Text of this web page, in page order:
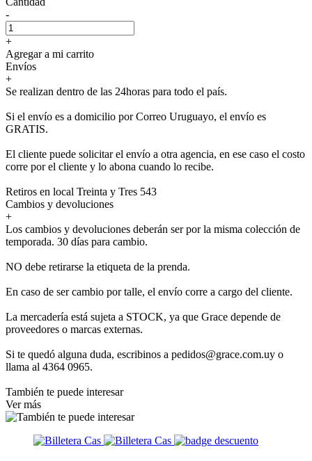
-
+
Agregar a mi carrito
Envíos
+
Se realizan dentro de las 24horas para todo el país.
Si el envío es a domicilio por Correo Uruguayo, el envío es
GRATIS.
El cliente puede solicitar el envío a otra agencia, en ese caso el costo
corre por el cliente y lo abona cuando lo recibe.
Retiros en local Treinta y Tres 543
Cambios y devoluciones
+
Los cambios y devoluciones deberán ser por la misma colección de
temporada. 30 días para cambio.
NO debe retirarse la etiqueta de la prenda.
En caso de ser cambio por talle, el envío corre a cargo del cliente.
La mercadería está sujeta a STOCK, ya que Grace depende de
proveedores o marcas externas.
Si te quedó alguna duda, escribinos a pedidos@grace.com.uy o
llama al 4364 0965.
También te puede interesar
Ver más